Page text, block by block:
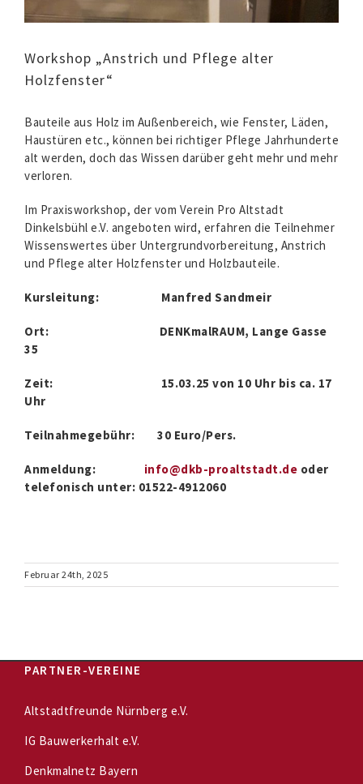
Workshop „Anstrich und Pflege alter
Holzfenster“
Bauteile aus Holz im Außenbereich, wie Fenster, Läden,
Haustüren etc., können bei richtiger Pflege Jahrhunderte
alt werden, doch das Wissen darüber geht mehr und mehr
verloren.
Im Praxisworkshop, der vom Verein Pro Altstadt
Dinkelsbühl e.V. angeboten wird, erfahren die Teilnehmer
Wissenswertes über Untergrundvorbereitung, Anstrich
und Pflege alter Holzfenster und Holzbauteile.
Kursleitung: Manfred Sandmeir
Ort: DENKmalRAUM, Lange Gasse
35
Zeit: 15.03.25 von 10 Uhr bis ca. 17
Uhr
Teilnahmegebühr: 30 Euro/Pers.
Anmeldung: info@dkb-proaltstadt.de oder
telefonisch unter: 01522-4912060
Februar 24th, 2025
PARTNER-VEREINE
Altstadtfreunde Nürnberg e.V.
IG Bauwerkerhalt e.V.
Denkmalnetz Bayern